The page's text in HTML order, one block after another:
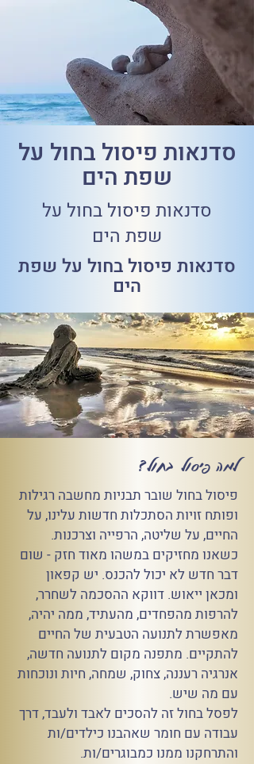
סדנאות פיסול בחול על
שפת הים
סדנאות פיסול בחול על
שפת הים
סדנאות פיסול בחול על שפת
הים
למה פיסול בחול?
פיסול בחול שובר תבניות מחשבה רגילות
ופותח זויות הסתכלות חדשות עלינו, על
החיים, על שליטה, הרפייה וצרכנות.
כשאנו מחזיקים במשהו מאוד חזק - שום
דבר חדש לא יכול להכנס. יש קפאון
ומכאן ייאוש. דווקא ההסכמה לשחרר,
להרפות מהפחדים, מהעתיד, ממה יהיה,
מאפשרת לתנועה הטבעית של החיים
להתקיים. מתפנה מקום לתנועה חדשה,
אנרגיה רעננה, צחוק, שמחה, חיות ונוכחות
עם מה שיש.
לפסל בחול זה להסכים לאבד ולעבד, דרך
עבודה עם חומר שאהבנו כילדים/ות
והתרחקנו ממנו כמבוגרים/ות.